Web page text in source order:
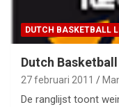
DUTCH BASKETBALL
Dutch
27 februari 2011
De ranglijst toont